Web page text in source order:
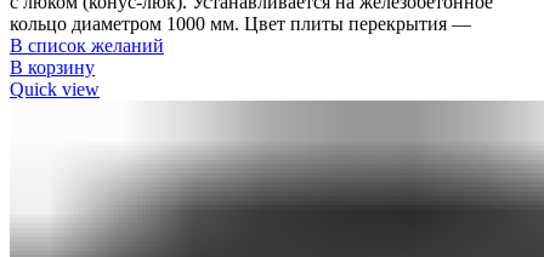
кольцо диаметром 1000 мм. Цвет плиты перекрытия —
В список желаний
В корзину
Quick view